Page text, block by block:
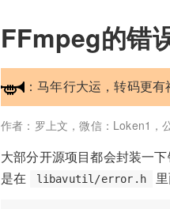
FFmpeg的错
：马年行大运，转码更
作者：罗上文，微信：Loken1，
大部分开源项目都会封装一
是在
libavutil/error.h